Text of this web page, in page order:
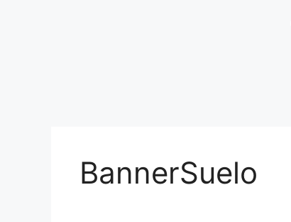
BannerSuelo